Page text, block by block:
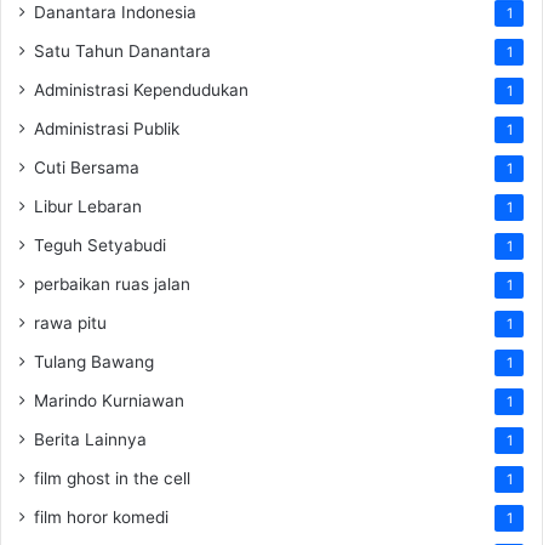
Danantara Indonesia 1
Satu Tahun Danantara 1
Administrasi Kependudukan 1
Administrasi Publik 1
Cuti Bersama 1
Libur Lebaran 1
Teguh Setyabudi 1
perbaikan ruas jalan 1
rawa pitu 1
Tulang Bawang 1
Marindo Kurniawan 1
Berita Lainnya 1
film ghost in the cell 1
film horor komedi 1